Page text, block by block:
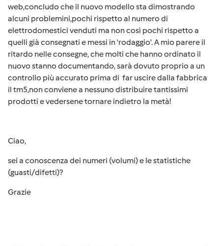
web,concludo che il nuovo modello sta dimostrando
alcuni problemini,pochi rispetto al numero di
elettrodomestici venduti ma non così pochi rispetto a
quelli già consegnati e messi in 'rodaggio'. A mio parere il
ritardo nelle consegne, che molti che hanno ordinato il
nuovo stanno documentando, sarà dovuto proprio a un
controllo più accurato prima di far uscire dalla fabbrica
il tm5,non conviene a nessuno distribuire tantissimi
prodotti e vedersene tornare indietro la metà!
Ciao,
sei a conoscenza dei numeri (volumi) e le statistiche
(guasti/difetti)?
Grazie